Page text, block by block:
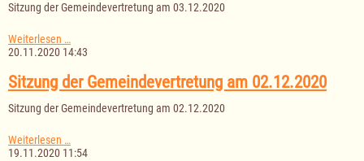
Sitzung der Gemeindevertretung am 03.12.2020
Weiterlesen …
der
am
03.12.2020
20.11.2020 14:43
Sitzung der Gemeindevertretung am 02.12.2020
Sitzung der Gemeindevertretung am 02.12.2020
Weiterlesen …Sitzung
der
19.11.2020 11:54